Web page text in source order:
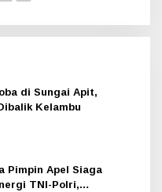
di Sungai Apit,
Kelambu
Pimpin Apel Siaga
TNI-Polri,